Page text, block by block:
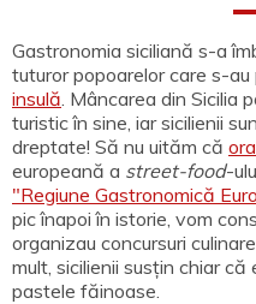
Gastronomia siciliană s-a
tuturor popoarelor care s-
insulă. Mâncarea din Sicilia
turistic în sine, iar sicilienii
dreptate! Să nu uităm că
europeană a street-food-
"Regiune Gastronomică
pic înapoi în istorie, vom
organizau concursuri
mult, sicilienii susțin chiar
pastele făinoase.